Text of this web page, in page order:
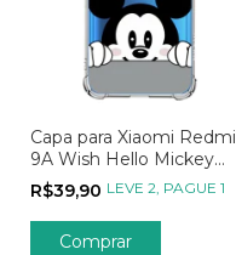
Capa para Xiaomi Redmi
9A Wish Hello Mickey
Mouse
R$39,90 LEVE 2, PAGUE 1
Comprar